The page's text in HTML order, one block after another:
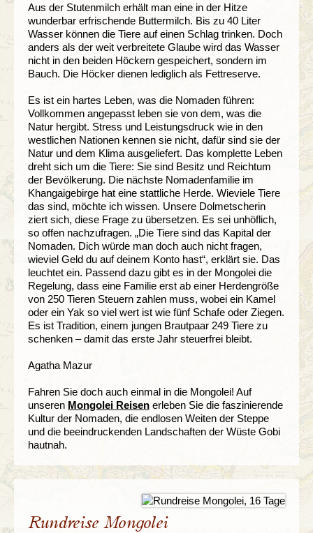
Aus der Stutenmilch erhält man eine in der Hitze
wunderbar erfrischende Buttermilch. Bis zu 40 Liter
Wasser können die Tiere auf einen Schlag trinken. Doch
anders als der weit verbreitete Glaube wird das Wasser
nicht in den beiden Höckern gespeichert, sondern im
Bauch. Die Höcker dienen lediglich als Fettreserve.
Es ist ein hartes Leben, was die Nomaden führen:
Vollkommen angepasst leben sie von dem, was die
Natur hergibt. Stress und Leistungsdruck wie in den
westlichen Nationen kennen sie nicht, dafür sind sie der
Natur und dem Klima ausgeliefert. Das komplette Leben
dreht sich um die Tiere: Sie sind Besitz und Reichtum
der Bevölkerung. Die nächste Nomadenfamilie im
Khangaigebirge hat eine stattliche Herde. Wieviele Tiere
das sind, möchte ich wissen. Unsere Dolmetscherin
ziert sich, diese Frage zu übersetzen. Es sei unhöflich,
so offen nachzufragen. „Die Tiere sind das Kapital der
Nomaden. Dich würde man doch auch nicht fragen,
wieviel Geld du auf deinem Konto hast“, erklärt sie. Das
leuchtet ein. Passend dazu gibt es in der Mongolei die
Regelung, dass eine Familie erst ab einer Herdengröße
von 250 Tieren Steuern zahlen muss, wobei ein Kamel
oder ein Yak so viel wert ist wie fünf Schafe oder Ziegen.
Es ist Tradition, einem jungen Brautpaar 249 Tiere zu
schenken – damit das erste Jahr steuerfrei bleibt.
Agatha Mazur
Fahren Sie doch auch einmal in die Mongolei! Auf
unseren Mongolei Reisen erleben Sie die faszinierende
Kultur der Nomaden, die endlosen Weiten der Steppe
und die beeindruckenden Landschaften der Wüste Gobi
hautnah.
Rundreise Mongolei